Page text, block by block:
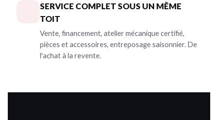
SERVICE COMPLET SOUS UN MÊME
TOIT
Vente, financement, atelier mécanique certifié,
pièces et accessoires, entreposage saisonnier. De
l'achat à la revente.